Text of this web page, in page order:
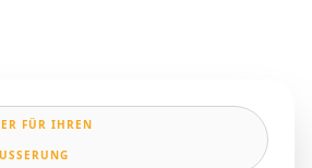
FÜR IHREN